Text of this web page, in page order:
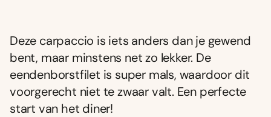
Deze carpaccio is iets anders dan je gewend
bent, maar minstens net zo lekker. De
eendenborstfilet is super mals, waardoor dit
voorgerecht niet te zwaar valt. Een perfecte
start van het diner!